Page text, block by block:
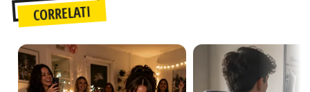
CORRELATI